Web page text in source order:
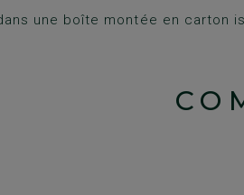
une boîte montée en carton